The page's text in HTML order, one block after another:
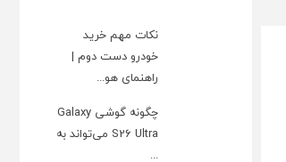
نکات مهم خرید
خودرو دست دوم |
راهنمای هو...
چگونه گوشی Galaxy
S26 Ultra می‌تواند به
...